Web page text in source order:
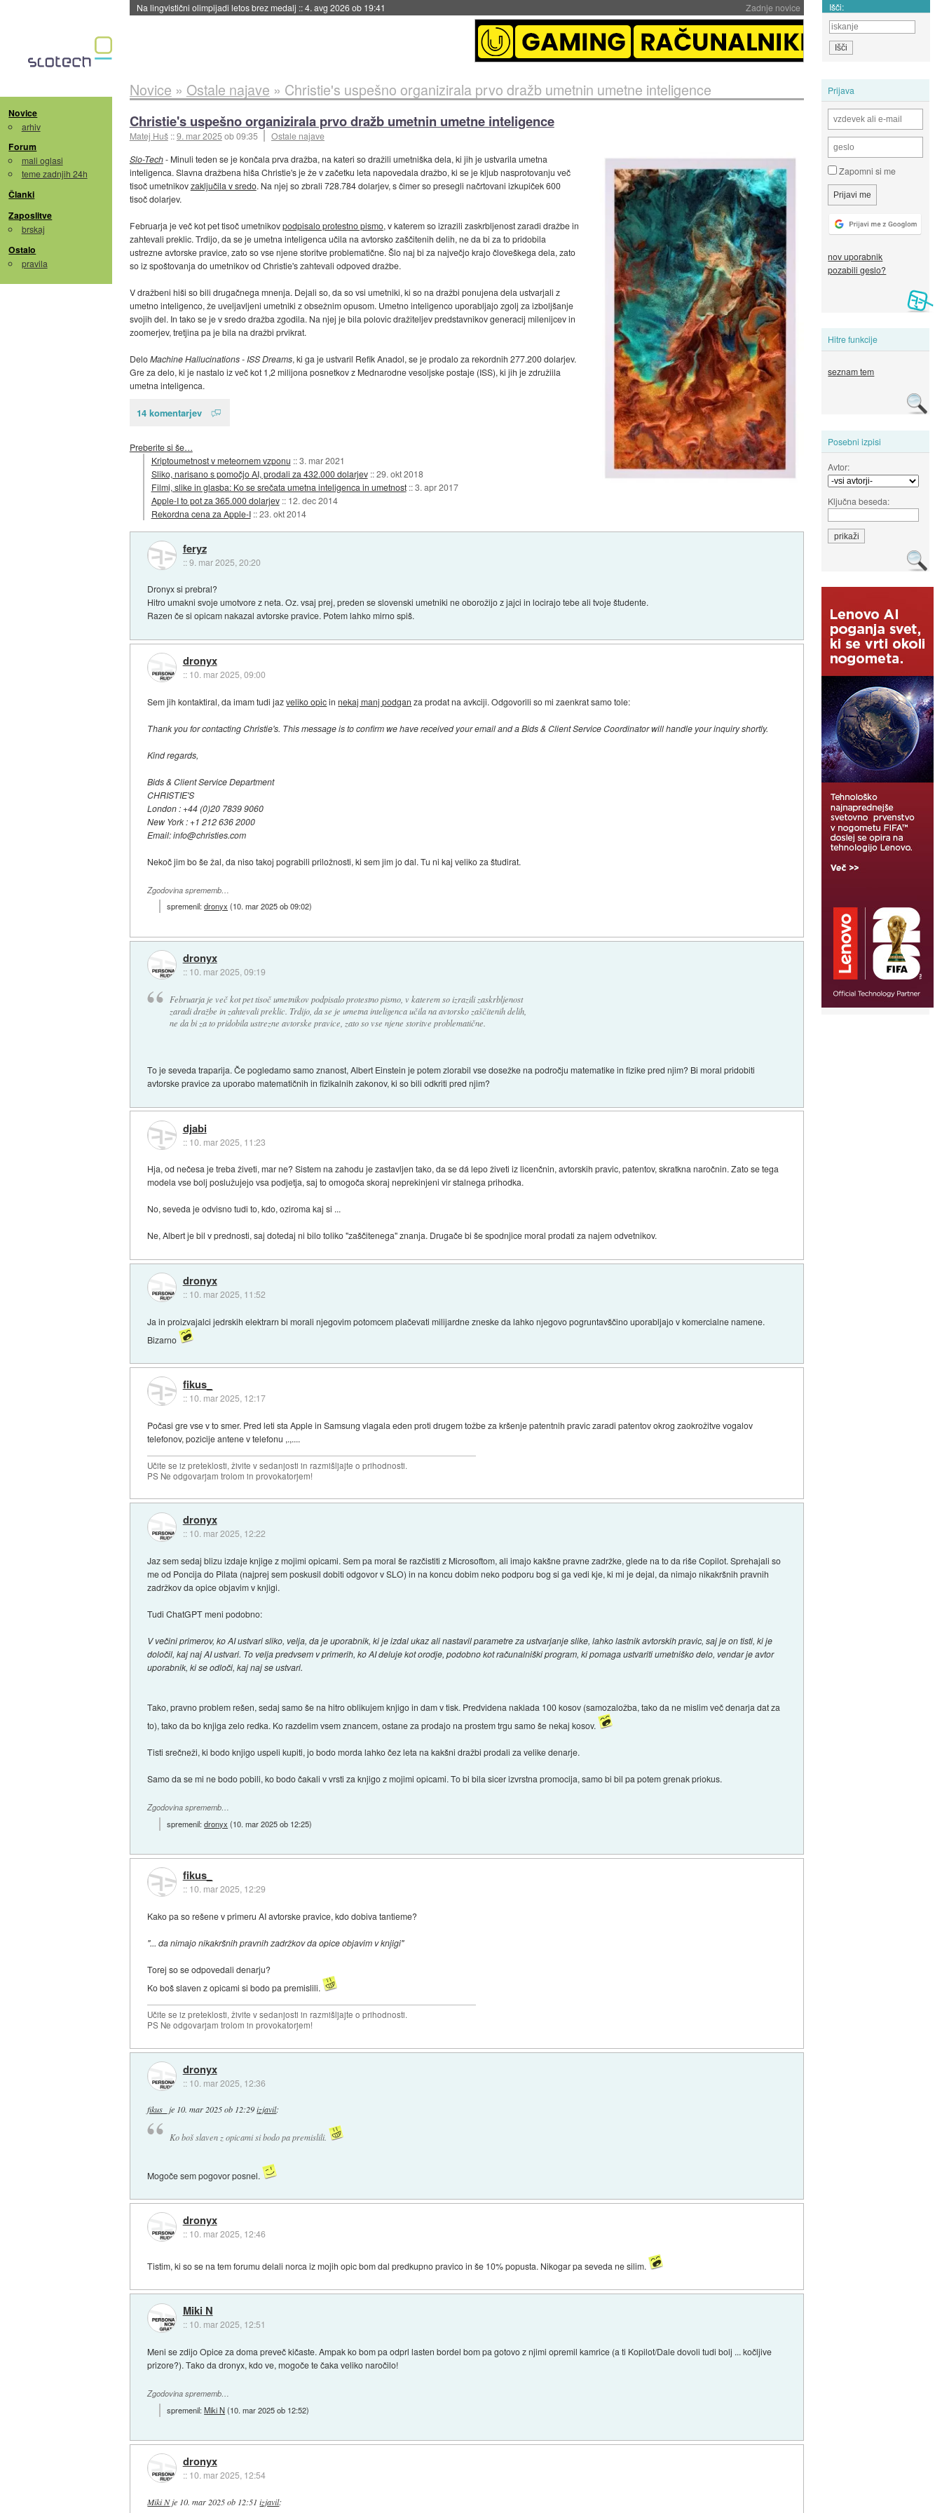
Zadnje novice
Na lingvistični olimpijadi letos brez medalj ::4. avg 2026 ob 19:41 Išči:
Novice
arhiv
Forum
mali oglasi
teme zadnjih 24h
Članki
Zaposlitve
brskaj
Ostalo
pravila
Prijava
Zapomni si me
nov uporabnik
pozabili geslo?
Hitre funkcije
seznam tem
Posebni izpisi
Avtor:
Ključna beseda:
Novice » Ostale najave » Christie's uspešno organizirala prvo dražb umetnin umetne inteligence
Christie's uspešno organizirala prvo dražb umetnin umetne inteligence
Matej Huš ::9. mar 2025ob 09:35
Ostale najave
Slo-Tech- Minuli teden se je končala prva dražba, na kateri so dražili umetniška dela, ki jih je ustvarila umetna
inteligenca. Slavna dražbena hiša Christie's je že v začetku leta napovedala dražbo, ki se je kljub nasprotovanju več
tisoč umetnikovzaključila v sredo. Na njej so zbrali 728.784 dolarjev, s čimer so presegli načrtovani izkupiček 600
tisoč dolarjev.
Februarja je več kot pet tisoč umetnikovpodpisalo protestno pismo, v katerem so izrazili zaskrbljenost zaradi dražbe in
zahtevali preklic. Trdijo, da se je umetna inteligenca učila na avtorsko zaščitenih delih, ne da bi za to pridobila
ustrezne avtorske pravice, zato so vse njene storitve problematične. Šlo naj bi za največjo krajo človeškega dela, zato
so iz spoštovanja do umetnikov od Christie's zahtevali odpoved dražbe.
V dražbeni hiši so bili drugačnega mnenja. Dejali so, da so vsi umetniki, ki so na dražbi ponujena dela ustvarjali z
umetno inteligenco, že uveljavljeni umetniki z obsežnim opusom. Umetno inteligenco uporabljajo zgolj za izboljšanje
svojih del. In tako se je v sredo dražba zgodila. Na njej je bila polovic dražiteljev predstavnikov generacij milenijcev in
zoomerjev, tretjina pa je bila na dražbi prvikrat.
DeloMachine Hallucinations - ISS Dreams, ki ga je ustvaril Refik Anadol, se je prodalo za rekordnih 277.200 dolarjev.
Gre za delo, ki je nastalo iz več kot 1,2 milijona posnetkov z Mednarodne vesoljske postaje (ISS), ki jih je združiila
umetna inteligenca.
14 komentarjev
Preberite si še…
Kriptoumetnost v meteornem vzponu ::3. mar 2021
Sliko, narisano s pomočjo AI, prodali za 432.000 dolarjev ::29. okt 2018
Filmi, slike in glasba: Ko se srečata umetna inteligenca in umetnost ::3. apr 2017
Apple-I to pot za 365.000 dolarjev :: 12. dec 2014
Rekordna cena za Apple-I ::23. okt 2014
feryz
::9. mar 2025, 20:20
Dronyx si prebral?
Hitro umakni svoje umotvore z neta. Oz. vsaj prej, preden se slovenski umetniki ne oborožijo z jajci in locirajo tebe ali tvoje študente.
Razen če si opicam nakazal avtorske pravice. Potem lahko mirno spiš.
dronyx
:: 10. mar 2025, 09:00
Sem jih kontaktiral, da imam tudi jazveliko opicinnekaj manj podgan za prodat na avkciji. Odgovorili so mi zaenkrat samo tole:
Thank you for contacting Christie's. This message is to confirm we have received your email and a Bids & Client Service Coordinator will handle your inquiry shortly.
Kind regards,
Bids & Client Service Department
CHRISTIE'S
London : +44 (0)20 7839 9060
New York : +1 212 636 2000
Email: info@christies.com
Nekoč jim bo še žal, da niso takoj pograbili priložnosti, ki sem jim jo dal. Tu ni kaj veliko za študirat.
Zgodovina sprememb…
spremenil:dronyx (10. mar 2025 ob 09:02)
dronyx
:: 10. mar 2025, 09:19
Februarja je več kot pet tisoč umetnikov podpisalo protestno pismo, v katerem so izrazili zaskrbljenost
zaradi dražbe in zahtevali preklic. Trdijo, da se je umetna inteligenca učila na avtorsko zaščitenih delih,
ne da bi za to pridobila ustrezne avtorske pravice, zato so vse njene storitve problematične.
To je seveda traparija. Če pogledamo samo znanost, Albert Einstein je potem zlorabil vse dosežke na področju matematike in fizike pred njim? Bi moral pridobiti
avtorske pravice za uporabo matematičnih in fizikalnih zakonov, ki so bili odkriti pred njim?
djabi
:: 10. mar 2025, 11:23
Hja, od nečesa je treba živeti, mar ne? Sistem na zahodu je zastavljen tako, da se dá lepo živeti iz licenčnin, avtorskih pravic, patentov, skratkna naročnin. Zato se tega
modela vse bolj poslužujejo vsa podjetja, saj to omogoča skoraj neprekinjeni vir stalnega prihodka.
No, seveda je odvisno tudi to, kdo, oziroma kaj si ...
Ne, Albert je bil v prednosti, saj dotedaj ni bilo toliko "zaščitenega" znanja. Drugače bi še spodnjice moral prodati za najem odvetnikov.
dronyx
:: 10. mar 2025, 11:52
Ja in proizvajalci jedrskih elektrarn bi morali njegovim potomcem plačevati milijardne zneske da lahko njegovo pogruntavščino uporabljajo v komercialne namene.
Bizarno
fikus_
:: 10. mar 2025, 12:17
Počasi gre vse v to smer. Pred leti sta Apple in Samsung vlagala eden proti drugem tožbe za kršenje patentnih pravic zaradi patentov okrog zaokrožitve vogalov
telefonov, pozicije antene v telefonu ,.,....
Učite se iz preteklosti, živite v sedanjosti in razmišljajte o prihodnosti.
PS Ne odgovarjam trolom in provokatorjem!
dronyx
:: 10. mar 2025, 12:22
Jaz sem sedaj blizu izdaje knjige z mojimi opicami. Sem pa moral še razčistiti z Microsoftom, ali imajo kakšne pravne zadržke, glede na to da riše Copilot. Sprehajali so
me od Poncija do Pilata (najprej sem poskusil dobiti odgovor v SLO) in na koncu dobim neko podporu bog si ga vedi kje, ki mi je dejal, da nimajo nikakršnih pravnih
zadržkov da opice objavim v knjigi.
Tudi ChatGPT meni podobno:
V večini primerov, ko AI ustvari sliko, velja, da je uporabnik, ki je izdal ukaz ali nastavil parametre za ustvarjanje slike, lahko lastnik avtorskih pravic, saj je on tisti, ki je
določil, kaj naj AI ustvari. To velja predvsem v primerih, ko AI deluje kot orodje, podobno kot računalniški program, ki pomaga ustvariti umetniško delo, vendar je avtor
uporabnik, ki se odloči, kaj naj se ustvari.
Tako, pravno problem rešen, sedaj samo še na hitro oblikujem knjigo in dam v tisk. Predvidena naklada 100 kosov (samozaložba, tako da ne mislim več denarja dat za
to), tako da bo knjiga zelo redka. Ko razdelim vsem znancem, ostane za prodajo na prostem trgu samo še nekaj kosov.
Tisti srečneži, ki bodo knjigo uspeli kupiti, jo bodo morda lahko čez leta na kakšni dražbi prodali za velike denarje.
Samo da se mi ne bodo pobili, ko bodo čakali v vrsti za knjigo z mojimi opicami. To bi bila sicer izvrstna promocija, samo bi bil pa potem grenak priokus.
Zgodovina sprememb…
spremenil:dronyx (10. mar 2025 ob 12:25)
fikus_
:: 10. mar 2025, 12:29
Kako pa so rešene v primeru AI avtorske pravice, kdo dobiva tantieme?
"... da nimajo nikakršnih pravnih zadržkov da opice objavim v knjigi"
Torej so se odpovedali denarju?
Ko boš slaven z opicami si bodo pa premislili.
Učite se iz preteklosti, živite v sedanjosti in razmišljajte o prihodnosti.
PS Ne odgovarjam trolom in provokatorjem!
dronyx
:: 10. mar 2025, 12:36
fikus_ je 10. mar 2025 ob 12:29 izjavil:
Ko boš slaven z opicami si bodo pa premislili.
Mogoče sem pogovor posnel.
dronyx
:: 10. mar 2025, 12:46
Tistim, ki so se na tem forumu delali norca iz mojih opic bom dal predkupno pravico in še 10% popusta. Nikogar pa seveda ne silim.
Miki N
:: 10. mar 2025, 12:51
Meni se zdijo Opice za doma preveč kičaste. Ampak ko bom pa odprl lasten bordel bom pa gotovo z njimi opremil kamrice (a ti Kopilot/Dale dovoli tudi bolj ... kočljive
prizore?). Tako da dronyx, kdo ve, mogoče te čaka veliko naročilo!
Zgodovina sprememb…
spremenil:Miki N(10. mar 2025 ob 12:52)
dronyx
:: 10. mar 2025, 12:54
Miki Nje 10. mar 2025 ob 12:51 izjavil: